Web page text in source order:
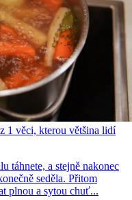
1 věci, kterou většina lidí
táhnete, a stejně nakonec
seděla. Přitom
plnou a sytou chuť...